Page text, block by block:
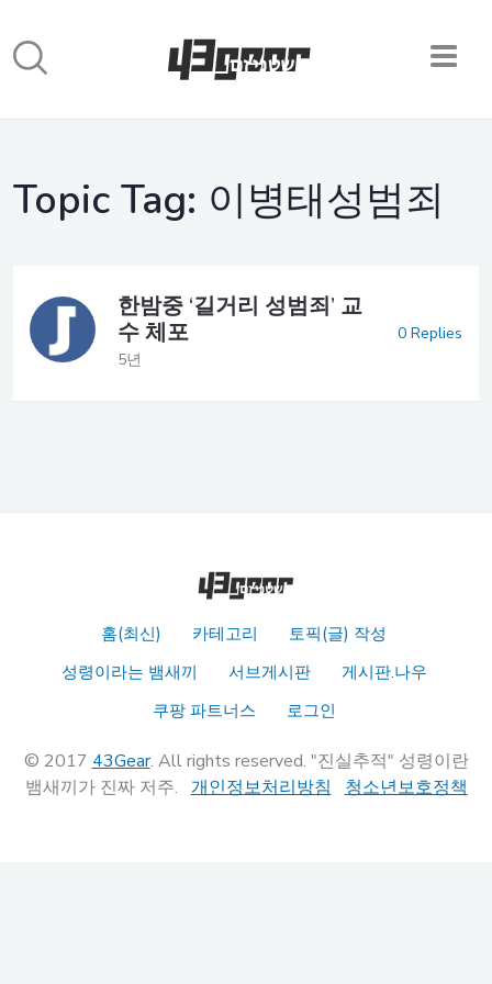
Topic Tag: 이병태성범죄
한밤중 ‘길거리 성범죄’ 교
수 체포
5년
0 Replies
홈(최신) 카테고리
토픽(글) 작성
성령이라는 뱀새끼
서브게시판
게시판.나우
쿠팡 파트너스
로그인
© 2017 43Gear. All rights reserved. "진실추적" 성령이란
뱀새끼가 진짜 저주. 개인정보처리방침 청소년보호정책